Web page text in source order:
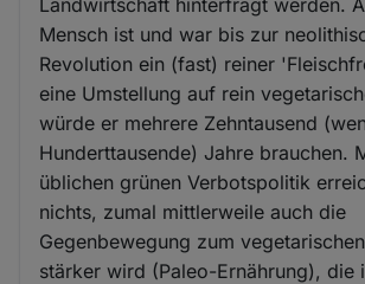
Mensch ist und war bis zur
Revolution ein (fast) reiner
eine Umstellung auf rein
würde er mehrere Zehntausend
Hunderttausende) Jahre brauchen.
üblichen grünen Verbotspolitik
nichts, zumal mittlerweile auch die
Gegenbewegung zum
stärker wird (Paleo-Ernährung), die